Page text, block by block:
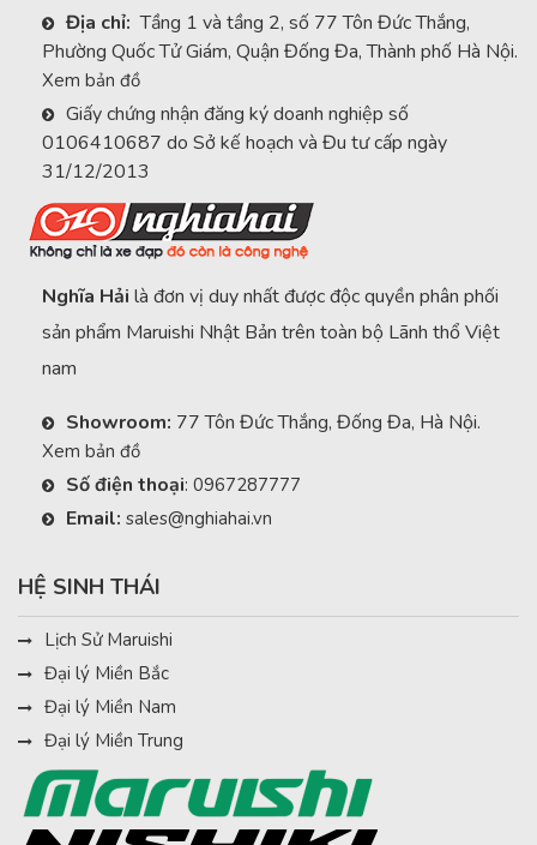
Địa chỉ: Tầng 1 và tầng 2, số 77 Tôn Đức Thắng,
Phường Quốc Tử Giám, Quận Đống Đa, Thành phố Hà Nội.
Xem bản đồ
Giấy chứng nhận đăng ký doanh nghiệp số
0106410687 do Sở kế hoạch và Đu tư cấp ngày
31/12/2013
Nghĩa Hải là đơn vị duy nhất được độc quyền phân phối
sản phẩm Maruishi Nhật Bản trên toàn bộ Lãnh thổ Việt
nam
Showroom: 77 Tôn Đức Thắng, Đống Đa, Hà Nội.
Xem bản đồ
Số điện thoại: 0967287777
Email: sales@nghiahai.vn
HỆ SINH THÁI
Lịch Sử Maruishi
Đại lý Miền Bắc
Đại lý Miền Nam
Đại lý Miền Trung